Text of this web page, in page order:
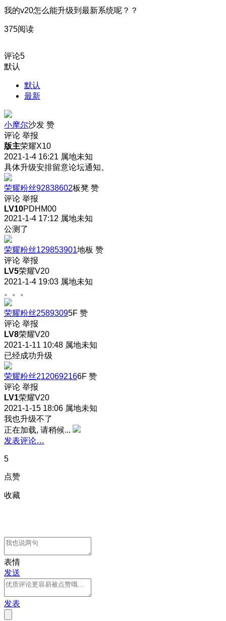
我的v20怎么能升级到最新系统呢？？
375阅读
评论5
默认
默认
最新
小摩尔沙发 赞
评论 举报
版主荣耀X10
2021-1-4 16:21 属地未知
具体升级安排留意论坛通知。
荣耀粉丝92838602板凳 赞
评论 举报
LV10PDHM00
2021-1-4 17:12 属地未知
公测了
荣耀粉丝129853901地板 赞
评论 举报
LV5荣耀V20
2021-1-4 19:03 属地未知
。。。
荣耀粉丝25893095F 赞
评论 举报
LV8荣耀V20
2021-1-11 10:48 属地未知
已经成功升级
荣耀粉丝2120692166F 赞
评论 举报
LV1荣耀V20
2021-1-15 18:06 属地未知
我也升级不了
正在加载, 请稍候...
发表评论…
5
点赞
收藏
表情
发送
发表